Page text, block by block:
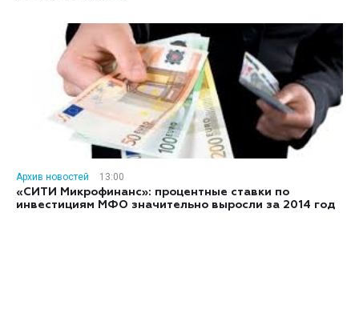
Архив новостей
13:00
«СИТИ Микрофинанс»: процентные ставки по
инвестициям МФО значительно выросли за 2014 год